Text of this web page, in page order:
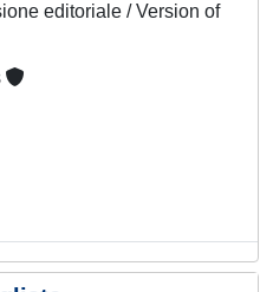
editoriale / Version of